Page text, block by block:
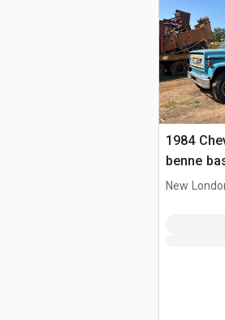
1984
benne
New